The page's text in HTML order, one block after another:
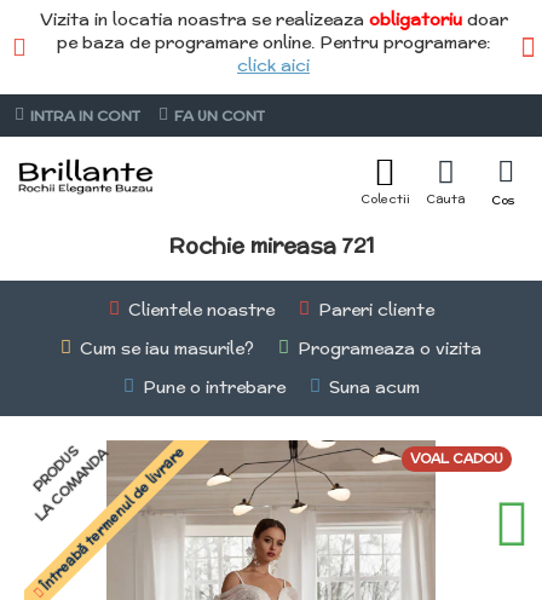
Vizita in locatia noastra se realizeaza obligatoriu doar
pe baza de programare online. Pentru programare:
click aici
INTRA IN CONT FA UN CONT
Rochie mireasa 721
Clientele noastre
Pareri cliente
Cum se iau masurile?
Programeaza o vizita
Pune o intrebare
Suna acum
PRODUS
LA COMANDA VOAL CADOU
Întreabă termenul de livrare